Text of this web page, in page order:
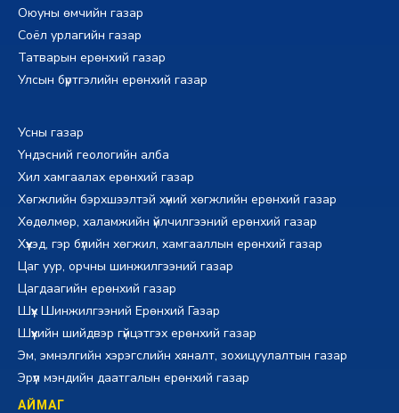
Оюуны өмчийн газар
Соёл урлагийн газар
Татварын ерөнхий газар
Улсын бүртгэлийн ерөнхий газар
Усны газар
Үндэсний геологийн алба
Хил хамгаалах ерөнхий газар
Хөгжлийн бэрхшээлтэй хүний хөгжлийн ерөнхий газар
Хөдөлмөр, халамжийн үйлчилгээний ерөнхий газар
Хүүхэд, гэр бүлийн хөгжил, хамгааллын ерөнхий газар
Цаг уур, орчны шинжилгээний газар
Цагдаагийн ерөнхий газар
Шүүх Шинжилгээний Ерөнхий Газар
Шүүхийн шийдвэр гүйцэтгэх ерөнхий газар
Эм, эмнэлгийн хэрэгслийн хяналт, зохицуулалтын газар
Эрүүл мэндийн даатгалын ерөнхий газар
АЙМАГ